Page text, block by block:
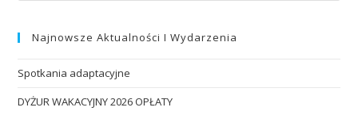
Najnowsze Aktualności I Wydarzenia
Spotkania adaptacyjne
DYŻUR WAKACYJNY 2026 OPŁATY